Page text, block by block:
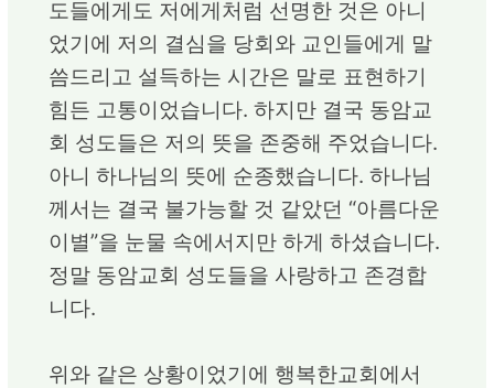
도들에게도 저에게처럼 선명한 것은 아니
었기에 저의 결심을 당회와 교인들에게 말
씀드리고 설득하는 시간은 말로 표현하기
힘든 고통이었습니다. 하지만 결국 동암교
회 성도들은 저의 뜻을 존중해 주었습니다.
아니 하나님의 뜻에 순종했습니다. 하나님
께서는 결국 불가능할 것 같았던 “아름다운
이별”을 눈물 속에서지만 하게 하셨습니다.
정말 동암교회 성도들을 사랑하고 존경합
니다.
위와 같은 상황이었기에 행복한교회에서